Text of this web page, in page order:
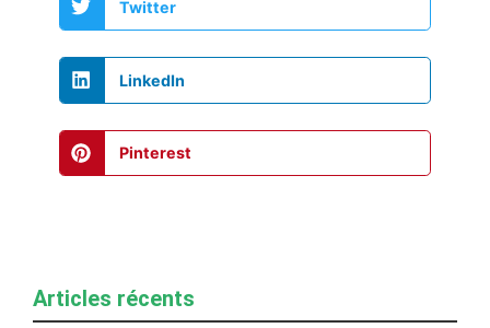
Twitter
LinkedIn
Pinterest
Articles récents